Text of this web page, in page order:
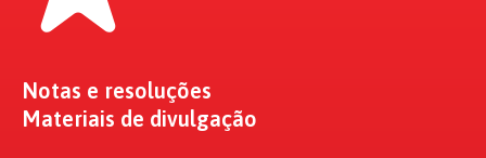
Notas e resoluções
Materiais de divulgação